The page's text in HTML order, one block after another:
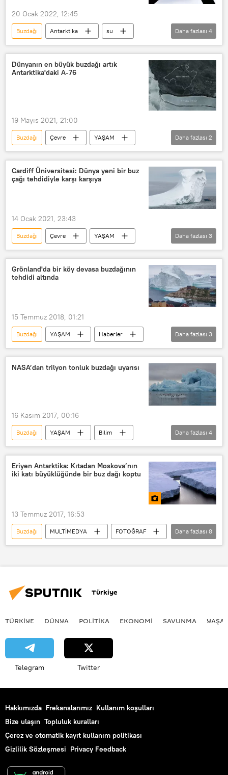
20 Ocak 2022, 12:45
Buzdağı Antarktika
su
kutup
okyanus
Deniz
A68
Daha fazlası 4
Dünyanın en büyük buzdağı artık
Antarktika'daki A-76
19 Mayıs 2021, 21:00
Buzdağı Çevre
YAŞAM
Haberler
Antarktika
Daha fazlası 2
Cardiff Üniversitesi: Dünya yeni bir buz
çağı tehdidiyle karşı karşıya
14 Ocak 2021, 23:43
Buzdağı Çevre
YAŞAM
Haberler
Cardiff Üniversitesi
Tehdit
Daha fazlası 3
Grönland'da bir köy devasa buzdağının
tehdidi altında
15 Temmuz 2018, 01:21
Buzdağı YAŞAM
Haberler
Çevre
Grönland
Atlas Okyanusu
Daha fazlası 3
NASA’dan trilyon tonluk buzdağı uyarısı
16 Kasım 2017, 00:16
Buzdağı YAŞAM
Bilim
Haberler
Antarktika
A-68 buzdağı
Larsen
Daha fazlası 4
Eriyen Antarktika: Kıtadan Moskova’nın
iki katı büyüklüğünde bir buz dağı koptu
13 Temmuz 2017, 16:53
Buzdağı MULTİMEDYA
FOTOĞRAF
DÜNYA
YAŞAM
Haberler
Daha fazlası 8
Türkiye
TÜRKIYE DÜNYA POLİTİKA EKONOMİ SAVUNMA
Telegram Twitter
Hakkımızda Frekanslarımız Kullanım koşulları
Bize ulaşın Topluluk kuralları
Çerez ve otomatik kayıt kullanım politikası
Gizlilik Sözleşmesi Privacy Feedback